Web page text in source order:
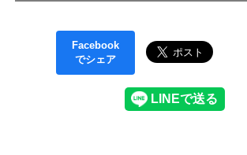
Facebook
でシェア